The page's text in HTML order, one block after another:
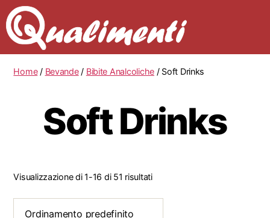
Home/ Bevande/ Bibite Analcoliche/ Soft Drinks
Soft Drinks
Visualizzazione di 1-16 di 51 risultati